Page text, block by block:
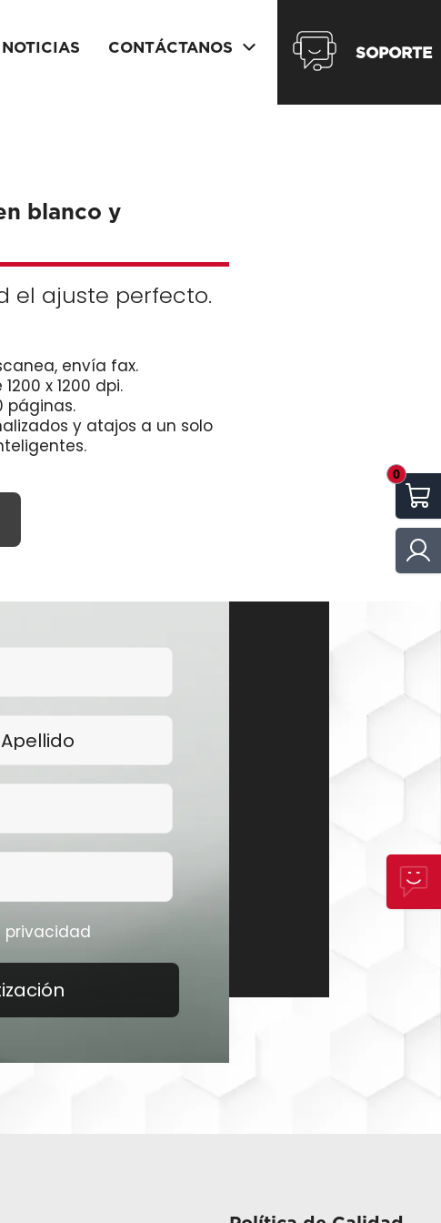
0
NOTICIAS CONTÁCTANOS SOPORTE
blanco y
el ajuste perfecto.
envía fax.
x 1200 dpi.
páginas.
y atajos a un solo
privacidad